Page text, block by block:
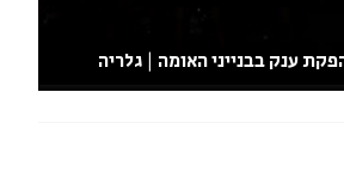
ענק בבנייני האומה | גלריה